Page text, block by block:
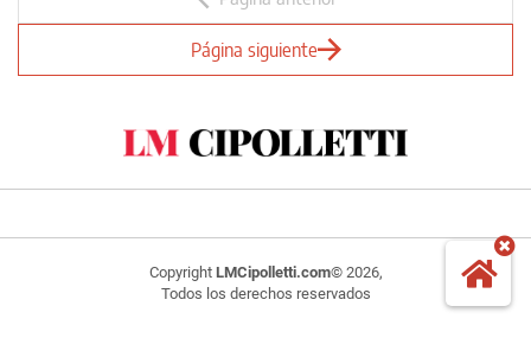
Página siguiente
Copyright LMCipolletti.com© 2026,
Todos los derechos reservados